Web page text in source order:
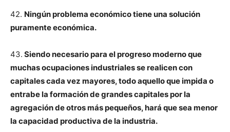
42. Ningún problema económico tiene una solución
puramente económica.
43. Siendo necesario para el progreso moderno que
muchas ocupaciones industriales se realicen con
capitales cada vez mayores, todo aquello que impida o
entrabe la formación de grandes capitales por la
agregación de otros más pequeños, hará que sea menor
la capacidad productiva de la industria.